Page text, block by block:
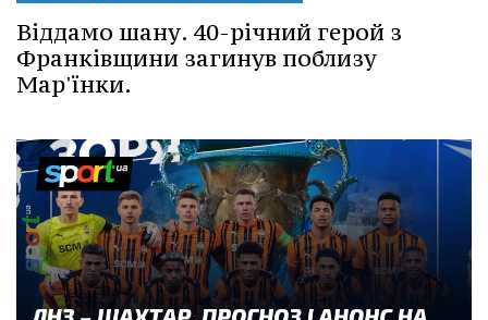
Віддамо шану. 40-річний герой з
Франківщини загинув поблизу
Мар'їнки.